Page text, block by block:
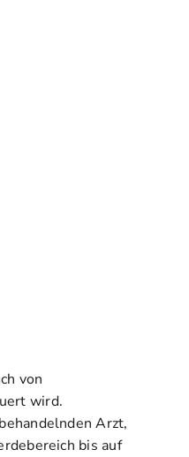
von
wird.
Arzt,
bis auf